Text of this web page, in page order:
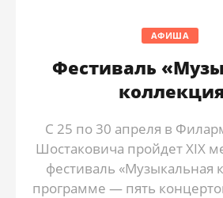
АФИША
Фестиваль
С 25 по 30 апреля в
Шостаковича пройдет XIX
фестиваль «Музыкальная
программе — пять